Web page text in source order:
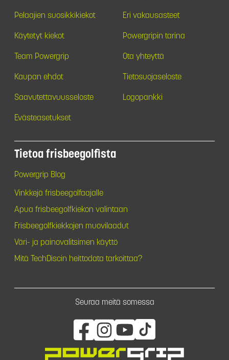
Pelaajien suosikkikiekot Eri vakausasteet
Käytetyt kiekot Powergripin tarina
Team Powergrip Ota yhteyttä
Kaupan ehdot Tietosuojaseloste
Saavutettavuusseloste Logopankki
Evästeasetukset
Tietoa frisbeegolfista
Powergrip Blog
Vinkkejä frisbeegolfaajalle
Apua frisbeegolfkiekon valintaan
Frisbeegolfkiekkojen muovilaadut
Väri- ja painovalitsimen käyttö
Mitä TechDiscin heittodata tarkoittaa?
Seuraa meitä somessa